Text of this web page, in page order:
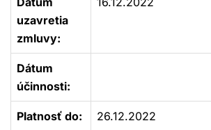
uzavretia
zmluvy:
Dátum
účinnosti:
Platnosť do: 26.12.2022